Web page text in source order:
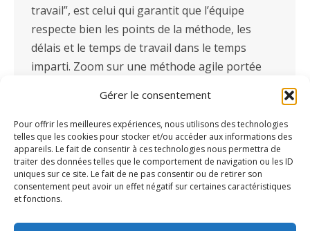
Gérer le consentement
Pour offrir les meilleures expériences, nous utilisons des technologies
telles que les cookies pour stocker et/ou accéder aux informations des
appareils. Le fait de consentir à ces technologies nous permettra de
traiter des données telles que le comportement de navigation ou les ID
uniques sur ce site. Le fait de ne pas consentir ou de retirer son
consentement peut avoir un effet négatif sur certaines caractéristiques
et fonctions.
travail”, est celui qui garantit que l’équipe
respecte bien les points de la méthode, les
délais et le temps de travail dans le temps
imparti. Zoom sur une méthode agile portée